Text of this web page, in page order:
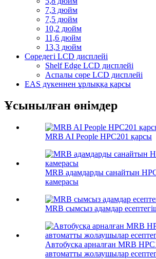
7,3 дюйм
7,5 дюйм
10,2 дюйм
11,6 дюйм
13,3 дюйм
Сөредегі LCD дисплейі
Shelf Edge LCD дисплейі
Аспалы сөре LCD дисплейі
EAS дүкеннен ұрлыққа қарсы
Ұсынылған өнімдер
MRB AI People HPC201 қарсы
MRB адамдарды санайтын
камерасы
MRB сымсыз адамдар
Автобусқа арналған MRB
автоматты жолаушылар